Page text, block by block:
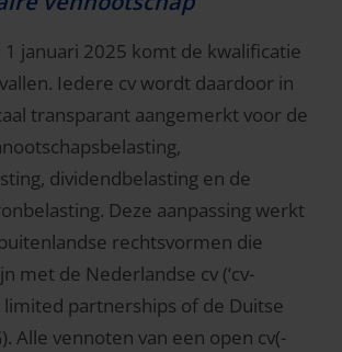
1 januari 2025 komt de kwalificatie
Iedere cv wordt daardoor in
transparant aangemerkt voor de
dividendbelasting en de
Deze aanpassing werkt
rechtsvormen die
met de Nederlandse cv (‘cv-
limited partnerships of de Duitse
Alle vennoten van een open cv(-